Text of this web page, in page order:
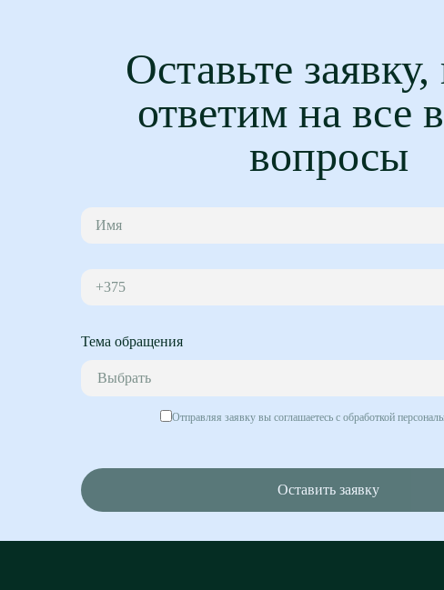
Оставьте
ответим на все
вопросы
+375
Тема обращения
Выбрать
Отправляя заявку вы соглашаетесь с обработкой
Оставить заявку